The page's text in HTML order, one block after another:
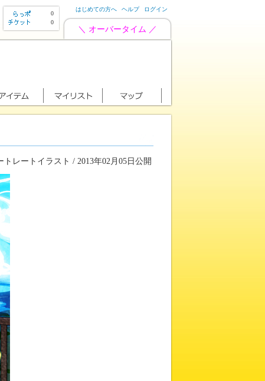
0
0
はじめての方へ ヘルプ ログイン
＼ オーバータイム ／
トレートイラスト / 2013年02月05日公開